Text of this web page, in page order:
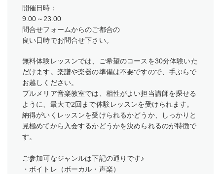
開催日時：
9:00～23:00
問合せフォームからのご都合の
良い日時でお問合せ下さい。
無料体験レッスンでは、ご希望のコースを30分体験いた
だけます。楽譜や楽器の準備は不要ですので、手ぶらで
お越しください。
プルメリア音楽教室では、相性がよい担当講師を探せる
ように、最大で2回まで体験レッスンを受けられます。
納得がいくレッスンを受けられるかどうか、しっかりと
見極めてから入会するかどうかを決められるのが特徴で
す。
ご参加可なジャンルは下記の通りです♪
・ボイトレ（ボーカル・声楽）